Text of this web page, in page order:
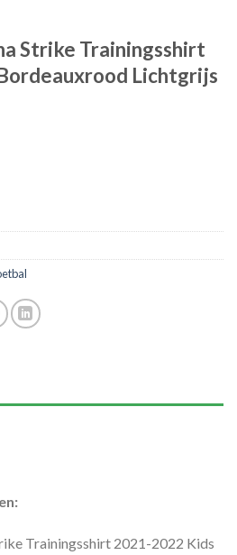
Strike Trainingsshirt
Lichtgrijs
Trainingsshirt 2021-2022 Kids